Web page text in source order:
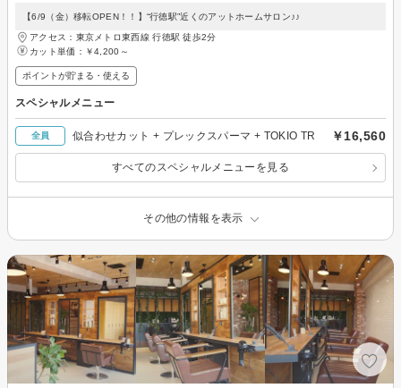
【6/9（金）移転OPEN！！】“行徳駅”近くのアットホームサロン♪♪
アクセス：東京メトロ東西線 行徳駅 徒歩2分
カット単価： ￥4,200～
ポイントが貯まる・使える
スペシャルメニュー
全員 似合わせカット + プレックスパーマ + TOKIO TR ￥16,560
すべてのスペシャルメニューを見る
その他の情報を表示